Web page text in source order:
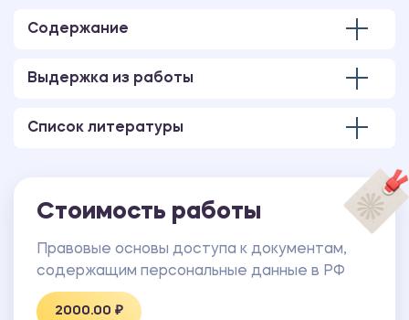
Содержание
Выдержка из работы
Список литературы
Стоимость работы
Правовые основы доступа к документам,
содержащим персональные данные в РФ
2000.00 ₽